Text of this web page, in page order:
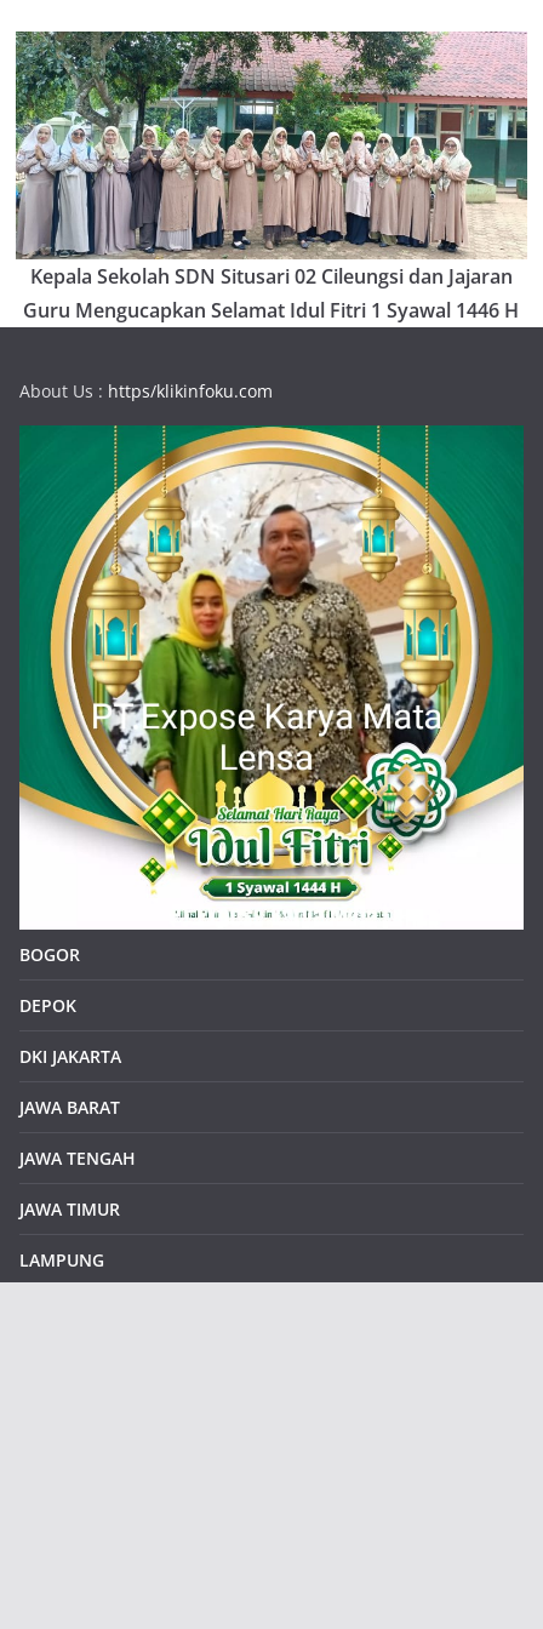
Kepala Sekolah SDN Situsari 02 Cileungsi dan Jajaran
Guru Mengucapkan Selamat Idul Fitri 1 Syawal 1446 H
About Us : https/klikinfoku.com
BOGOR
DEPOK
DKI JAKARTA
JAWA BARAT
JAWA TENGAH
JAWA TIMUR
LAMPUNG